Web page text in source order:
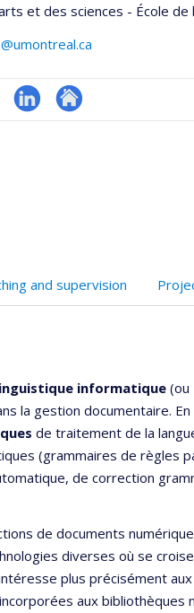
et des sciences - École
LinkedInAutre
and supervision
informatique (ou
la gestion documentaire.
de traitement de la
(grammaires de règles
de correction
de documents
diverses où se
plus précisément
aux bibliothèques